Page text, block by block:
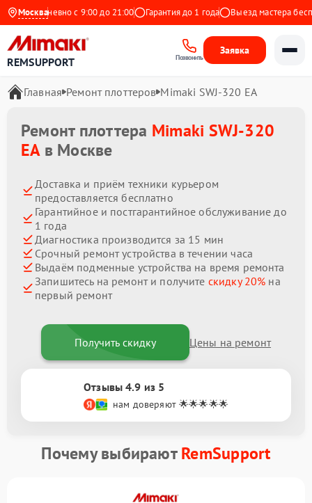
Москва
Ежедневно с 9:00 до 21:00 Гарантия до 1 года Выезд мастера
REMSUPPORT Позвонить
Заявка
Главная Ремонт плоттеров Mimaki SWJ-320 EA
Ремонт плоттера Mimaki SWJ-320
EAв Москве
Доставка и приём техники курьером
предоставляется бесплатно
Гарантийное и постгарантийное обслуживание до
1 года
Диагностика производится за 15 мин
Срочный ремонт устройства в течении часа
Выдаём подменные устройства на время ремонта
Запишитесь на ремонт и получите скидку 20% на
первый ремонт
Получить скидку Цены на ремонт
Отзывы 4.9 из 5
нам доверяют 🌟🌟🌟🌟🌟
Почему выбираютRemSupport